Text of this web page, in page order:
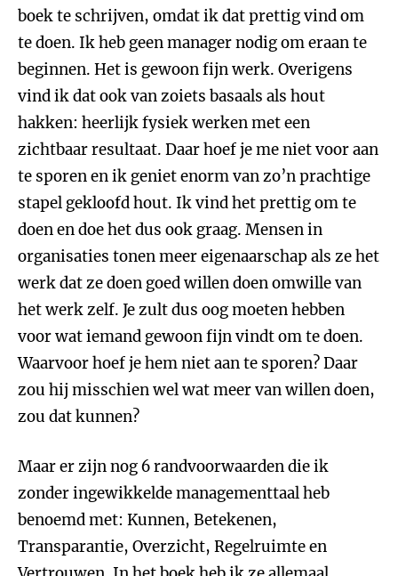
boek te schrijven, omdat ik dat prettig vind om
te doen. Ik heb geen manager nodig om eraan te
beginnen. Het is gewoon fijn werk. Overigens
vind ik dat ook van zoiets basaals als hout
hakken: heerlijk fysiek werken met een
zichtbaar resultaat. Daar hoef je me niet voor aan
te sporen en ik geniet enorm van zo’n prachtige
stapel gekloofd hout. Ik vind het prettig om te
doen en doe het dus ook graag. Mensen in
organisaties tonen meer eigenaarschap als ze het
werk dat ze doen goed willen doen omwille van
het werk zelf. Je zult dus oog moeten hebben
voor wat iemand gewoon fijn vindt om te doen.
Waarvoor hoef je hem niet aan te sporen? Daar
zou hij misschien wel wat meer van willen doen,
zou dat kunnen?
Maar er zijn nog 6 randvoorwaarden die ik
zonder ingewikkelde managementtaal heb
benoemd met: Kunnen, Betekenen,
Transparantie, Overzicht, Regelruimte en